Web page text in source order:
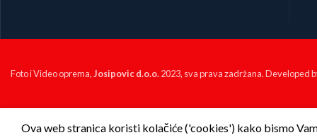
Foto i Video oprema,Josipovic d.o.o.2023, sva prava zadržana. Developed
Ova web stranica koristi kolačiće ('cookies') kako bismo